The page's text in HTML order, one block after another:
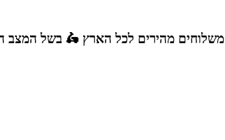
משלוחים מהירים לכל הארץ 🛵 בשל המצב